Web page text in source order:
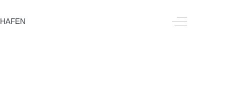
HAFEN Off-Canvas